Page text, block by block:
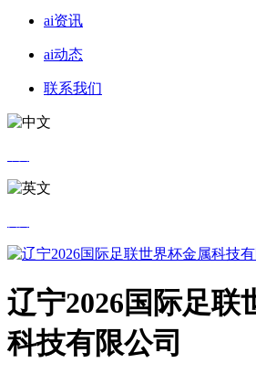
ai资讯
ai动态
联系我们
辽宁2026国际足联
科技有限公司